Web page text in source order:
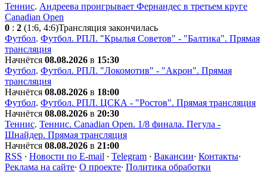
Теннис. Андреева проигрывает Фернандес в третьем круге
Canadian Open
0 : 2 (1:6, 4:6)Трансляция закончилась
Футбол. Футбол. РПЛ. "Крылья Советов" - "Балтика". Прямая
трансляция
Начнётся 08.08.2026 в 15:30
Футбол. Футбол. РПЛ. "Локомотив" - "Акрон". Прямая
трансляция
Начнётся 08.08.2026 в 18:00
Футбол. Футбол. РПЛ. ЦСКА - "Ростов". Прямая трансляция
Начнётся 08.08.2026 в 20:30
Теннис. Теннис. Canadian Open. 1/8 финала. Пегула -
Шнайдер. Прямая трансляция
Начнётся 08.08.2026 в 21:00
RSS · Новости по E-mail · Telegram · Вакансии· Контакты·
Реклама на сайте· О проекте· Политика обработки